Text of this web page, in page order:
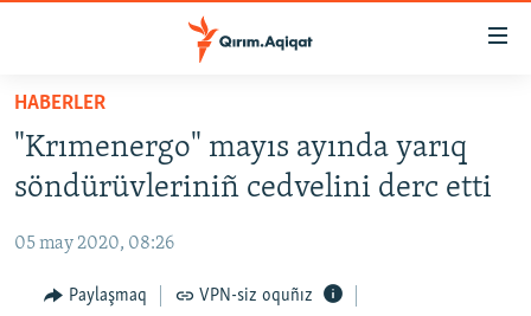
Esas
qaytmaq
Baş
qaytmaq
qaytmaq
HABERLER
SİYASET
CEMİYET
MEDENİYET
HABERLER
"Krımenergo" mayıs ayında yarıq
söndürüvleriniñ cedvelini derc etti
05 may 2020, 08:26
Paylaşmaq VPN-siz oquñız